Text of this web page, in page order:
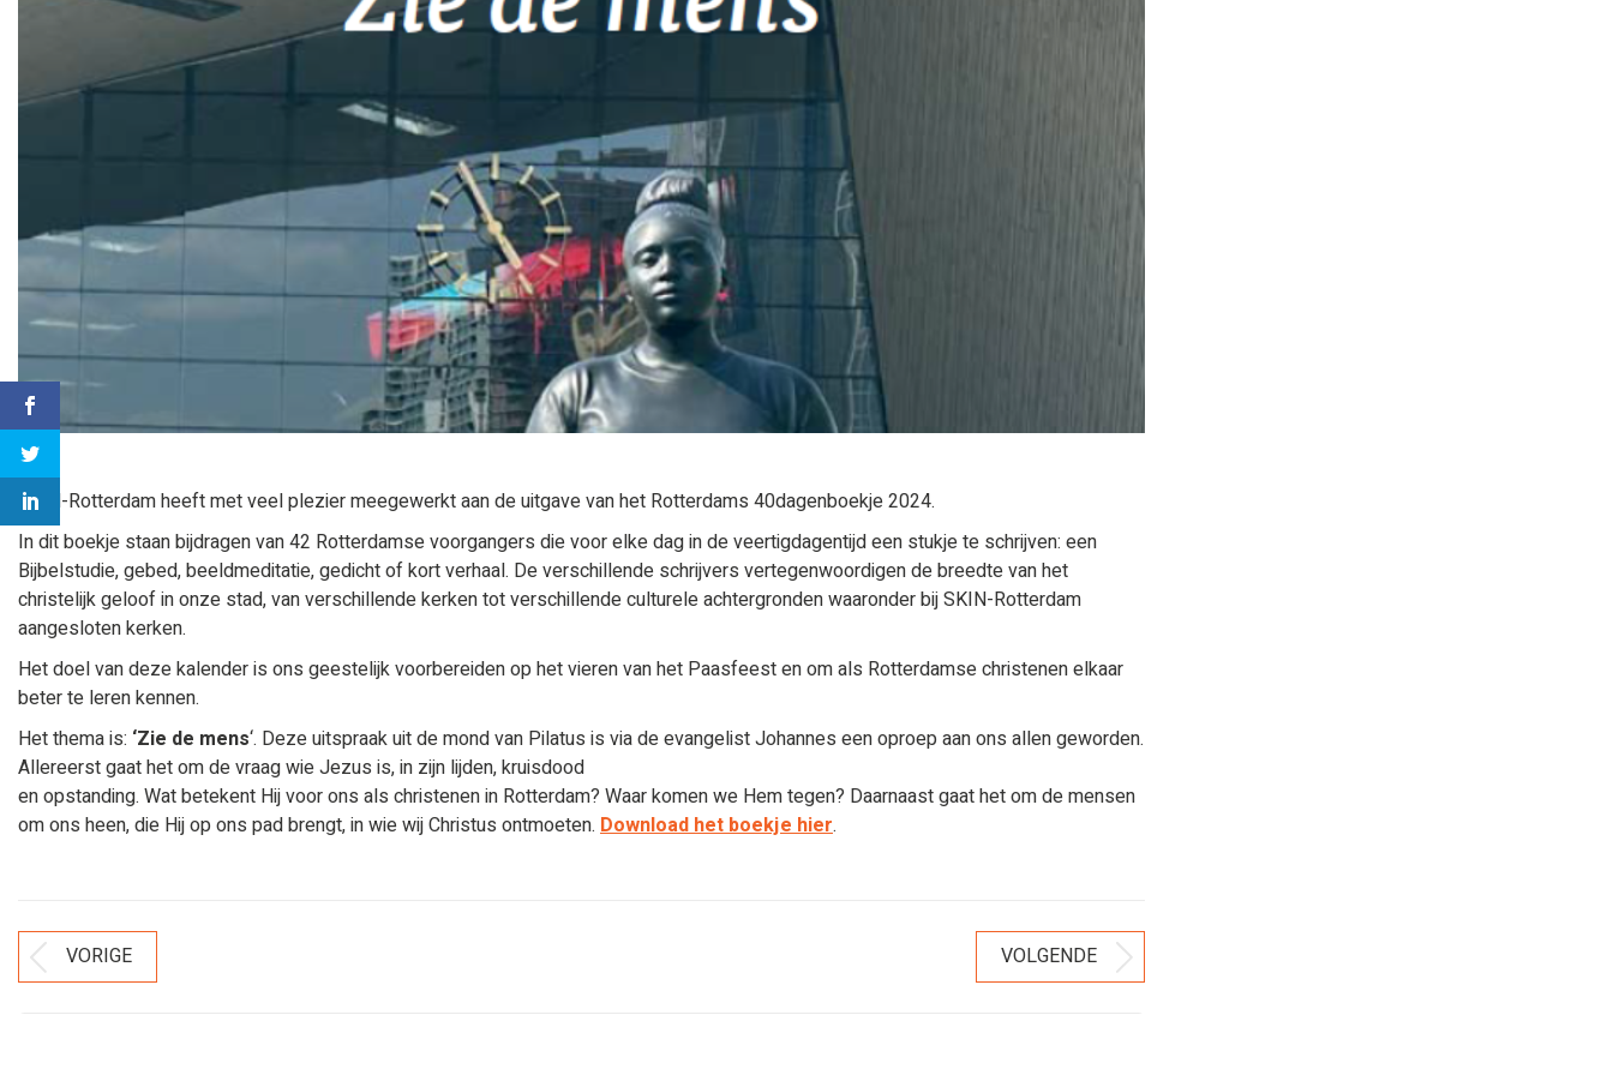
SKIN-Rotterdam heeft met veel plezier meegewerkt aan de uitgave van het Rotterdams 40dagenboekje 2024.
In dit boekje staan bijdragen van 42 Rotterdamse voorgangers die voor elke dag in de veertigdagentijd een stukje te schrijven: een
Bijbelstudie, gebed, beeldmeditatie, gedicht of kort verhaal. De verschillende schrijvers vertegenwoordigen de breedte van het
christelijk geloof in onze stad, van verschillende kerken tot verschillende culturele achtergronden waaronder bij SKIN-Rotterdam
aangesloten kerken.
Het doel van deze kalender is ons geestelijk voorbereiden op het vieren van het Paasfeest en om als Rotterdamse christenen elkaar
beter te leren kennen.
Het thema is: ‘Zie de mens‘. Deze uitspraak uit de mond van Pilatus is via de evangelist Johannes een oproep aan ons allen geworden.
Allereerst gaat het om de vraag wie Jezus is, in zijn lijden, kruisdood
en opstanding. Wat betekent Hij voor ons als christenen in Rotterdam? Waar komen we Hem tegen? Daarnaast gaat het om de mensen
om ons heen, die Hij op ons pad brengt, in wie wij Christus ontmoeten. Download het boekje hier.
Bericht
Navigatie
VORIGE
bericht
VOLGENDE Volgend
bericht